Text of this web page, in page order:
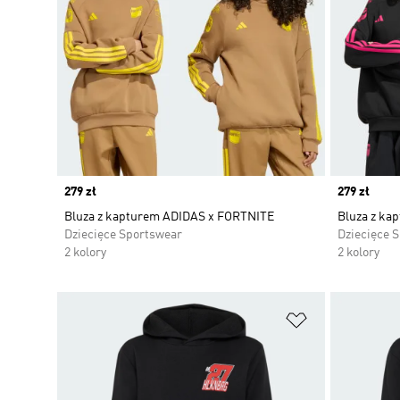
Price
279 zł
Bluza z kapturem ADIDAS x FORTNITE
Dziecięce Sportswear
2 kolory
Price
279 zł
Bluza z
Dziecięce
2 kolory
Dodaj do listy